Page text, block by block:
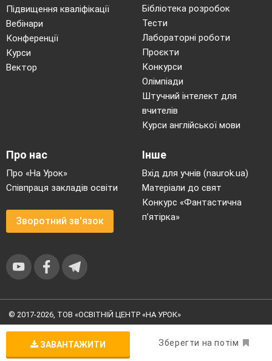
ЗАВАНТАЖИТИ Зберегти на потім
Підвищення кваліфікації
Вебінари
Конференції
Курси
Вектор
Бібліотека розробок
Тести
Лабораторні роботи
Проєкти
Конкурси
Олімпіади
Штучний інтелект для
вчителів
Курси англійської мови
Про нас
Про «На Урок»
Співпраця закладів освіти
Зворотний зв'язок
Інше
Вхід для учнів (naurok.ua)
Матеріали до свят
Конкурс «Фантастична
п’ятірка»
© 2017-2026, ТОВ «ОСВІТНІЙ ЦЕНТР «НА УРОК»
конфіденційності